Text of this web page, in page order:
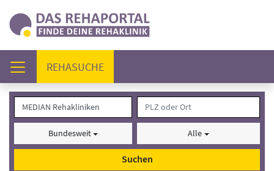
REHASUCHE(AKTUELL)
Bundesweit Alle
Suchen